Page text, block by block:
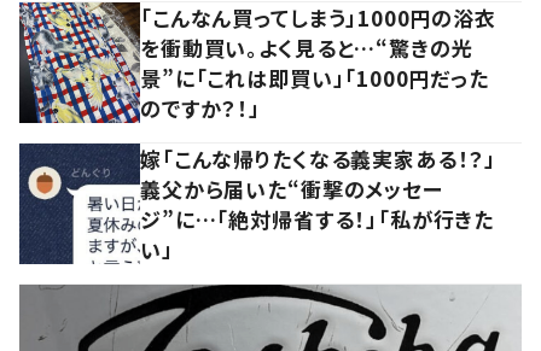
「こんなん買ってしまう」1000円の浴衣
を衝動買い。よく見ると…“驚きの光
景”に「これは即買い」「1000円だった
のですか？！」
嫁「こんな帰りたくなる義実家ある！？」
義父から届いた“衝撃のメッセー
ジ”に…「絶対帰省する！」「私が行きた
い」